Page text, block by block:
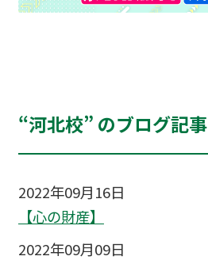
“河北校” のブログ記事
2022年09月16日
【心の財産】
2022年09月09日